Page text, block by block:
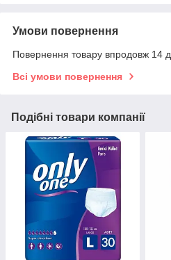
Умови повернення
Повернення товару впродовж 14
Всі умови повернення
Подібні товари компанії